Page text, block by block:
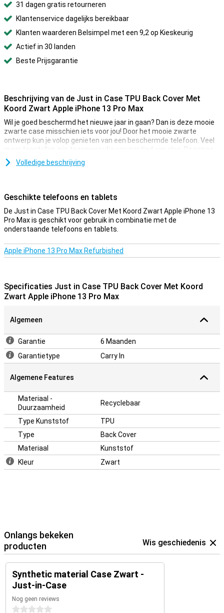
31 dagen gratis retourneren
Klantenservice dagelijks bereikbaar
Klanten waarderen Belsimpel met een 9,2 op Kieskeurig
Actief in 30 landen
Beste Prijsgarantie
Beschrijving van de Just in Case TPU Back Cover Met
Koord Zwart Apple iPhone 13 Pro Max
Wil je goed beschermd het nieuwe jaar in gaan? Dan is deze mooie
zwarte case misschien iets voor jou! Door het mooie zwarte
ontwerp kun je volop genieten van een beschermde telefoon. Veel
meer toestellen zijn tegenwoordig vervaardigd van glas. Daarmee
wordt het ook belangrijker om je toestel te beschermen met een
hoesje. Je wilt immers niet dat er een barst in je telefoon komt!
Doordat het hoesje van kunststof gemaakt is, biedt dit optimale
bescherming voor je toestel. Hier komt nog bij dat kunststof
hoesjes vaak niet zo duur zijn als andere hoesjes. Dit hoesje is
gemaakt van zacht, flexibel TPU. De pasvorm is speciaal gemaakt
slank. De softcase heeft handige uitsparingen voor de cameras,
knoppen en poorten.
Volledige beschrijving
Geschikte telefoons en tablets
De Just in Case TPU Back Cover Met Koord Zwart Apple iPhone 13
Pro Max is geschikt voor gebruik in combinatie met de
onderstaande telefoons en tablets.
Apple iPhone 13 Pro Max Refurbished
Specificaties Just in Case TPU Back Cover Met Koord
Zwart Apple iPhone 13 Pro Max
Algemeen
Garantie
6 Maanden
Garantietype
Carry In
Algemene Features
Materiaal -
Duurzaamheid
Recyclebaar
Type Kunststof
TPU
Type
Back Cover
Materiaal
Kunststof
Kleur
Zwart
Onlangs bekeken
producten
Wis geschiedenis
Synthetic material Case Zwart -
Just-in-Case
Nog geen reviews
0 sterren